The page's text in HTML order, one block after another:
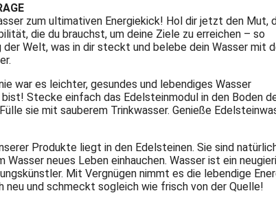
zum ultimativen Energiekick! Hol dir jetzt den Mut,
die du brauchst, um deine Ziele zu erreichen – so
Welt, was in dir steckt und belebe dein Wasser mit
war es leichter, gesundes und lebendiges Wasser
Stecke einfach das Edelsteinmodul in den Boden
sie mit sauberem Trinkwasser. Genieße
Produkte liegt in den Edelsteinen. Sie sind
Wasser neues Leben einhauchen. Wasser ist ein
Mit Vergnügen nimmt es die lebendige
und schmeckt sogleich wie frisch von der Quelle!